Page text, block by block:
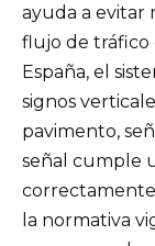
ayuda a evitar
flujo de tráfico
España, el
signos
pavimento,
señal cumple
la normativa